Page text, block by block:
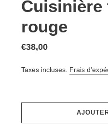
Cuisinière
rouge
Prix
€38,00
Taxes incluses. Frais